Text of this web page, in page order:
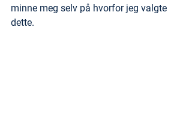
minne meg selv på hvorfor jeg valgte
dette.